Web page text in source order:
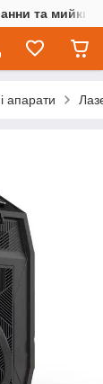
та мийки |
апарати